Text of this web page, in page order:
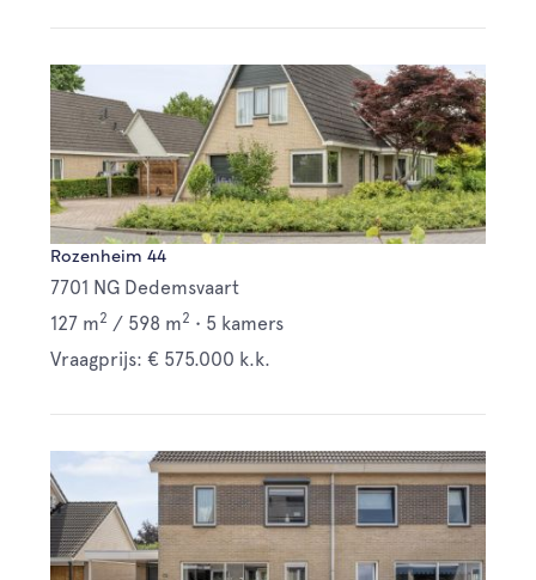
Rozenheim 44
7701 NG Dedemsvaart
127 m2 / 598 m2 • 5 kamers
Vraagprijs: € 575.000 k.k.